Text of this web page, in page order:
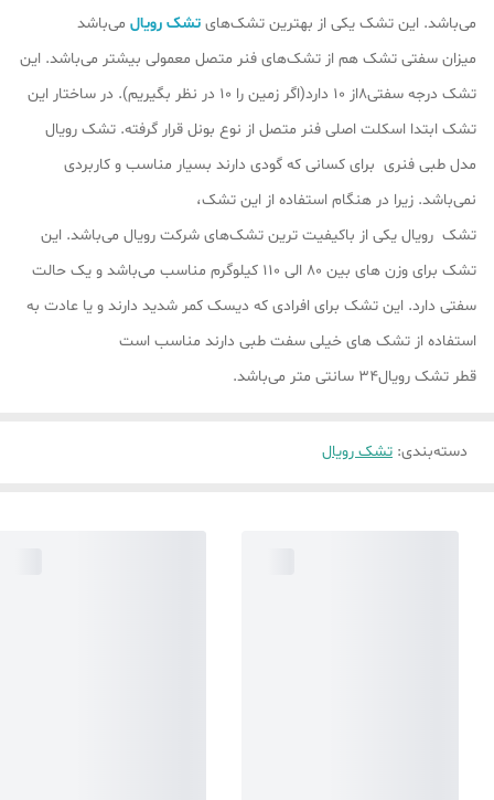
می‌باشد. این تشک یکی از بهترین تشک‌های تشک رویال می‌باشد
میزان سفتی تشک هم از تشک‎‌های فنر متصل معمولی بیشتر می‌باشد. این
تشک درجه سفتی8از 10 دارد(اگر زمین را 10 در نظر بگیریم). در ساختار این
تشک ابتدا اسکلت اصلی فنر متصل از نوع بونل قرار گرفته‌. تشک رویال
مدل طبی فنری برای کسانی که گودی دارند بسیار مناسب و کاربردی
نمی‌باشد. زیرا در هنگام استفاده از این تشک،
تشک رویال یکی از باکیفیت ترین تشک‌های شرکت رویال می‌باشد. این
تشک برای وزن های بین 80 الی 110 کیلوگرم مناسب می‌باشد و یک حالت
سفتی دارد. این تشک برای افرادی که دیسک کمر شدید دارند و یا عادت به
استفاده از تشک های خیلی سفت طبی دارند مناسب است
قطر تشک رویال34 سانتی متر می‌باشد.
دسته‌بندی: تشک رویال